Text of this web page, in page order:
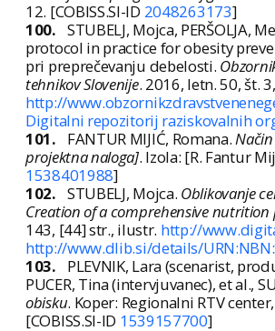
12. [COBISS.SI-ID 2048263173]
100. STUBELJ, Mojca,
protocol in practice for obesity
pri preprečevanju debelosti.
tehnikov Slovenije. 2016, letn. 50, št.
http://
Digitalni repozitorij raziskovalnih
101.
FANTUR MIJIĆ, Romana.
projektna naloga]. Izola: [R. Fantur
1538401988]
102. STUBELJ, Mojca. Oblikovanje
Creation of a comprehensive
143, [44] str., ilustr. http://
http://www.dlib.si/details/
103.
PLEVNIK, Lara (scenarist,
PUCER, Tina (intervjuvanec), et al.,
obisku. Koper: Regionalni RTV
[COBISS.SI-ID 1539157700]